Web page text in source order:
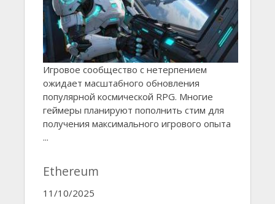
Игровое сообщество с нетерпением
ожидает масштабного обновления
популярной космической RPG. Многие
геймеры планируют пополнить стим для
получения максимального игрового опыта
...
Ethereum
11/10/2025